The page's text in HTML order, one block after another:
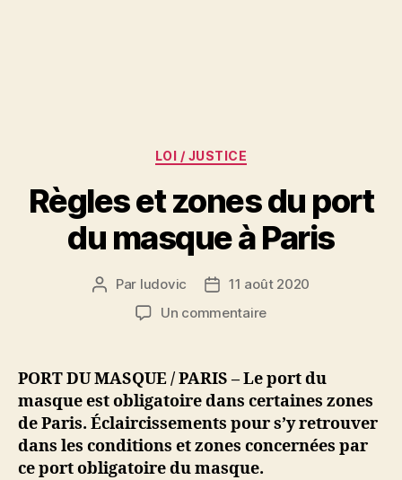
Catégories
LOI / JUSTICE
Règles et zones du port
du masque à Paris
Auteur
l’article
Par ludovic
Date11 août 2020
Un commentairesur
zones
du
port
du
masque
PORT DU MASQUE / PARIS – Le port du
masque est obligatoire dans certaines zones
de Paris. Éclaircissements pour s’y retrouver
dans les conditions et zones concernées par
ce port obligatoire du masque.